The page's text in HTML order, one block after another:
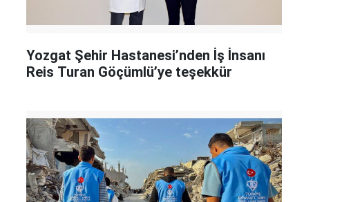
Yozgat Şehir Hastanesi’nden İş İnsanı
Reis Turan Göçümlü’ye teşekkür